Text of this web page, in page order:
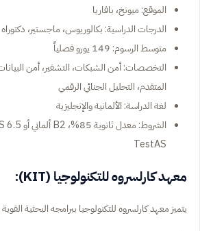
الموقع: ميونخ، بافاريا
الدرجات الدراسية: بكالوريوس، ماجستير، دكتوراه
متوسط الرسوم: 149 يورو فصلياً
التخصصات: أمن الشبكات، التشفير، أمن
المتقدم، التحليل الجنائي الرقمي
لغة الدراسة: الألمانية والإنجليزية
TestAS
معهد كارلسروه للتكنولوجيا (KIT):
يتميز معهد كارلسروه للتكنولوجيا ببرامجه البحثية